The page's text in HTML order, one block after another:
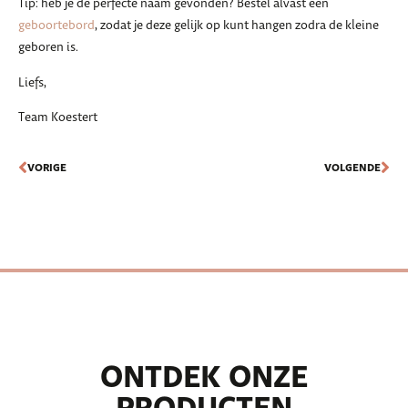
Tip: heb je de perfecte naam gevonden? Bestel alvast een
geboortebord, zodat je deze gelijk op kunt hangen zodra de kleine
geboren is.
Liefs,
Team Koestert
VORIGE VOLGENDE
ONTDEK ONZE